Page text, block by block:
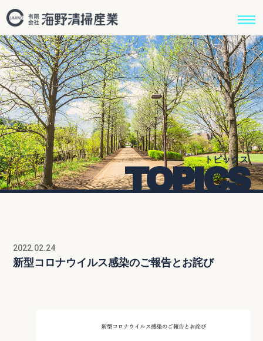
トピックス
TOPICS
2022.02.24
新型コロナウイルス感染のご報告とお詫び